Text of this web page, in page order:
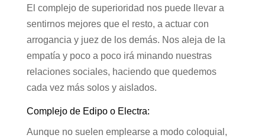
El complejo de superioridad nos puede llevar a
sentirnos mejores que el resto, a actuar con
arrogancia y juez de los demás. Nos aleja de la
empatía y poco a poco irá minando nuestras
relaciones sociales, haciendo que quedemos
cada vez más solos y aislados.
Complejo de Edipo o Electra:
Aunque no suelen emplearse a modo coloquial,